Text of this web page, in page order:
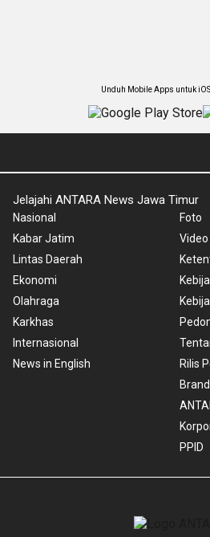
Unduh Mobile Apps untuk
Jelajahi ANTARA News Jawa Timur
Nasional
Kabar Jatim
Lintas Daerah
Ekonomi
Olahraga
Karkhas
Internasional
News in English
Foto
Video
Rilis
PPID